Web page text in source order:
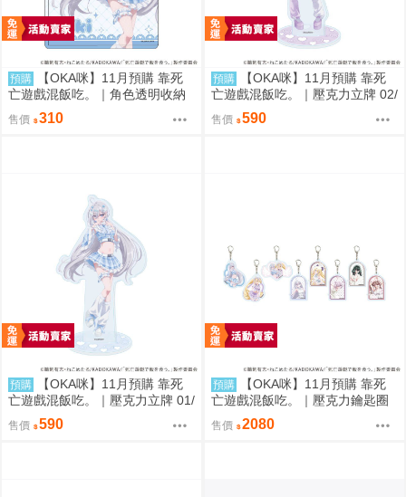
預購
【OKA咪】11月預購 靠死
亡遊戲混飯吃。｜角色透明收納
夾 01/ (新繪插畫) (幽鬼)
售價 310
預購
【OKA咪】11月預購 靠死
亡遊戲混飯吃。｜壓克力立牌 02/
A(新繪插畫) (御城)
售價 590
預購
【OKA咪】11月預購 靠死
亡遊戲混飯吃。｜壓克力立牌 01/
A(新繪插畫) (幽鬼)
售價 590
預購
【OKA咪】11月預購 靠死
亡遊戲混飯吃。｜壓克力鑰匙圈
02/全套組(全8種)(官方&新繪插
畫)
售價 2080